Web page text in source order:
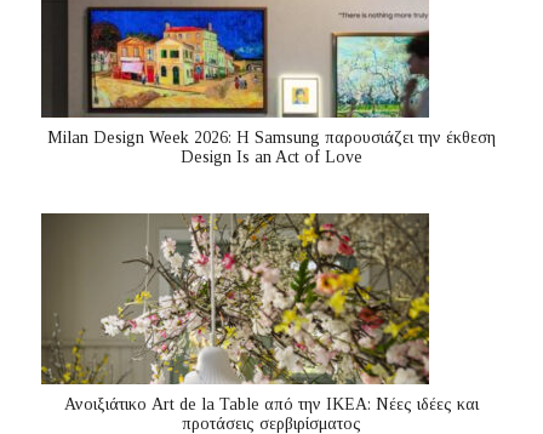
Milan Design Week 2026: Η Samsung παρουσιάζει την έκθεση
Design Is an Act of Love
Ανοιξιάτικο Art de la Table από την ΙΚΕΑ: Νέες ιδέες και
προτάσεις σερβιρίσματος